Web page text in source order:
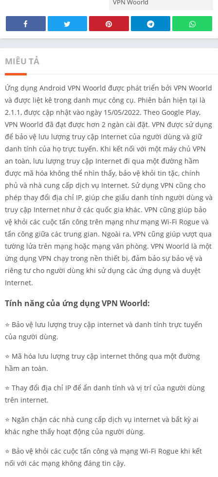
VPN Woorld
MIÊU TẢ
Ứng dụng Android VPN Woorld được phát triển bởi VPN Woorld
và được liệt kê trong danh mục công cụ. Phiên bản hiện tại là
2.1.1, được cập nhật vào ngày 15/05/2022. Theo Google Play,
VPN Woorld đã đạt được hơn 2 ngàn cài đặt. VPN được sử dụng
để bảo vệ lưu lượng truy cập Internet của người dùng và giữ
danh tính của họ trực tuyến. Khi kết nối với một máy chủ VPN
an toàn, lưu lượng truy cập Internet đi qua một đường hầm
được mã hóa không thể nhìn thấy, bảo vệ khỏi tin tặc, chính
phủ và nhà cung cấp dịch vụ Internet. Sử dụng VPN cũng cho
phép thay đổi địa chỉ IP, giúp che giấu danh tính người dùng và
truy cập Internet như ở các quốc gia khác. VPN cũng giúp bảo
vệ khỏi các cuộc tấn công trên mạng như mạng Wi-Fi Rogue và
tấn công giữa các trung gian. Ngoài ra, VPN cũng giúp vượt qua
tường lửa trên mạng hoặc mạng văn phòng. VPN Woorld là một
ứng dụng VPN chạy trong nền thiết bị, đảm bảo sự bảo vệ và
riêng tư cho người dùng khi sử dụng các ứng dụng và duyệt
Internet.
Tính năng của ứng dụng VPN Woorld:
⭐️ Bảo vệ lưu lượng truy cập internet và danh tính trực tuyến
của người dùng.
⭐️ Mã hóa lưu lượng truy cập internet thông qua một đường
hầm an toàn.
⭐️ Thay đổi địa chỉ IP để ẩn danh tính và vị trí của người dùng
trên internet.
⭐️ Ngăn chặn các nhà cung cấp dịch vụ internet và bất kỳ ai
khác nghe thấy hoạt động của người dùng.
⭐️ Bảo vệ khỏi các cuộc tấn công và mạng Wi-Fi Rogue khi kết
nối với các mạng không đáng tin cậy.